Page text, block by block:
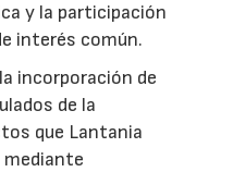
y la participación
interés común.
incorporación de
de la
que Lantania
mediante